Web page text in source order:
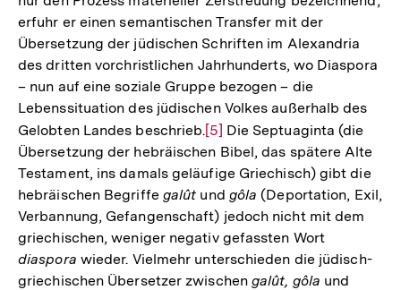
der
Fußnote
erfuhr er einen semantischen Transfer mit der
Übersetzung der jüdischen Schriften im Alexandria
des dritten vorchristlichen Jahrhunderts, wo Diaspora
– nun auf eine soziale Gruppe bezogen – die
Lebenssituation des jüdischen Volkes außerhalb des
Gelobten Landes beschrieb.Zur
Auflösung
der
Fußnote
[5] Die Septuaginta (die
Übersetzung der hebräischen Bibel, das spätere Alte
Testament, ins damals geläufige Griechisch) gibt die
hebräischen Begriffe galût und gôla (Deportation, Exil,
Verbannung, Gefangenschaft) jedoch nicht mit dem
griechischen, weniger negativ gefassten Wort
diaspora wieder. Vielmehr unterschieden die jüdisch-
griechischen Übersetzer zwischen galût, gôla und